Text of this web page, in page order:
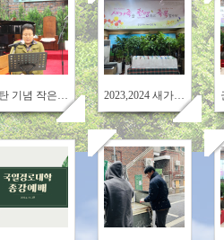
564 616
562 524